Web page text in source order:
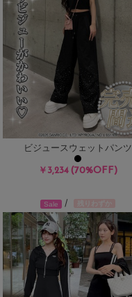
ビジュースウェットパンツ
￥3,234(70%OFF)
Sale /